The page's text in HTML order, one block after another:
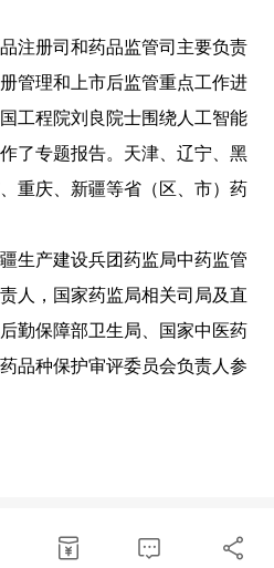
册司和药品监管司主要负责
管理和上市后监管重点工作进
工程院刘良院士围绕人工智能
了专题报告。天津、辽宁、黑
重庆、新疆等省（区、市）药
产建设兵团药监局中药监管
人，国家药监局相关司局及直
勤保障部卫生局、国家中医药
品种保护审评委员会负责人参